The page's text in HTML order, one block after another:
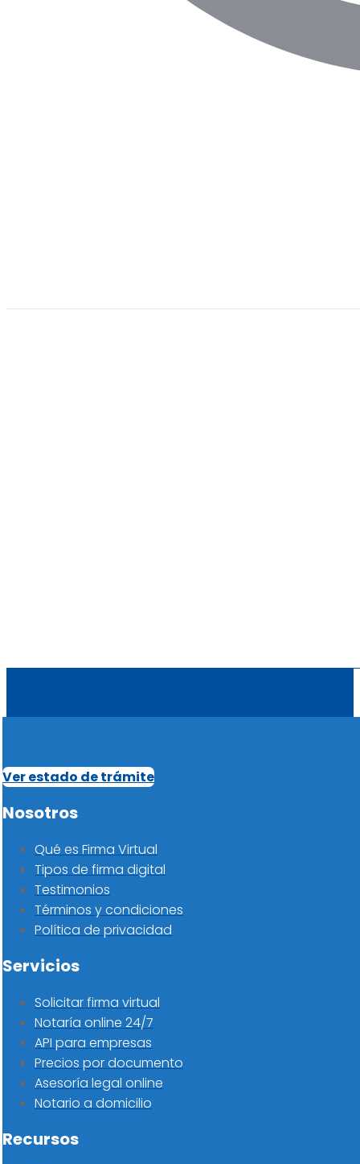
Ver estado de trámite
Nosotros
Qué es Firma Virtual
Tipos de firma digital
Testimonios
Términos y condiciones
Política de privacidad
Servicios
Solicitar firma virtual
Notaría online 24/7
API para empresas
Precios por documento
Asesoría legal online
Notario a domicilio
Recursos